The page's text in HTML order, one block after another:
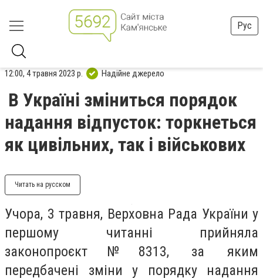
Рус
12:00, 4 травня 2023 р. Надійне джерело
В Україні зміниться порядок
надання відпусток: торкнеться
як цивільних, так і військових
Читать на русском
Учора, 3 травня, Верховна Рада України у
першому читанні прийняла
законопроєкт№8313, за яким
передбачені зміни у порядку надання